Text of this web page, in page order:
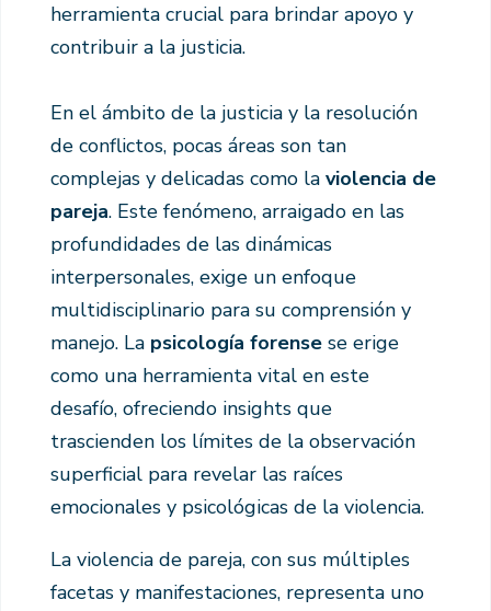
herramienta crucial para brindar apoyo y
contribuir a la justicia.
En el ámbito de la justicia y la resolución
de conflictos, pocas áreas son tan
complejas y delicadas como la violencia de
pareja. Este fenómeno, arraigado en las
profundidades de las dinámicas
interpersonales, exige un enfoque
multidisciplinario para su comprensión y
manejo. La psicología forense se erige
como una herramienta vital en este
desafío, ofreciendo insights que
trascienden los límites de la observación
superficial para revelar las raíces
emocionales y psicológicas de la violencia.
La violencia de pareja, con sus múltiples
facetas y manifestaciones, representa uno